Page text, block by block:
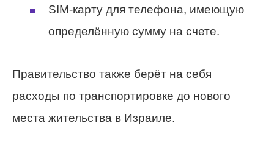
SIM-карту для телефона, имеющую
определённую сумму на счете.
Правительство также берёт на себя
расходы по транспортировке до нового
места жительства в Израиле.